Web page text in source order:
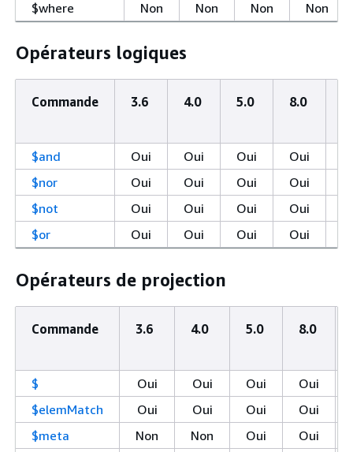
$where Non Non Non Non
Opérateurs logiques
Commande 3.6 4.0 5.0 8.0
$and Oui Oui Oui
Oui
$nor
Oui Oui Oui
Oui
$not
Oui Oui Oui
Oui
$or
Oui Oui Oui Oui
Opérateurs de projection
Commande 3.6 4.0 5.0 8.0
$ Oui Oui Oui
Oui
$elemMatch
Oui Oui Oui
Oui
$meta
Non Non Oui
Oui